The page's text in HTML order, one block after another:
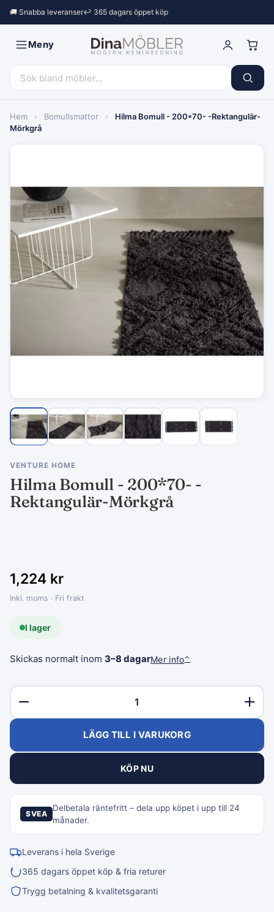
🚚 Snabba leveranser↩︎ 365 dagars öppet köp
Meny
Hem › Bomullsmattor ›
Hilma Bomull - 200*70- -Rektangulär-
Mörkgrå
VENTURE HOME
Hilma Bomull - 200*70- -
Rektangulär-Mörkgrå
1,224 kr
Inkl. moms · Fri frakt
I lager
Skickas normalt inom 3–8 dagarMer info⌃
LÄGG TILL I VARUKORG
KÖP NU
SVEA
Delbetala räntefritt – dela upp köpet i upp till 24
månader.
Leverans i hela Sverige
365 dagars öppet köp & fria returer
Trygg betalning & kvalitetsgaranti